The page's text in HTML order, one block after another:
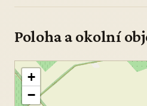
Poloha a okolní
+
−